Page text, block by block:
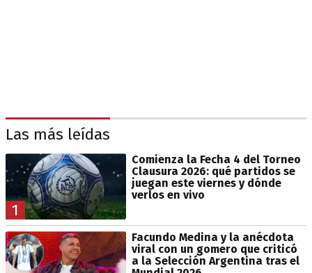
Las más leídas
1
Comienza la Fecha 4 del Torneo
Clausura 2026: qué partidos se
juegan este viernes y dónde
verlos en vivo
Facundo Medina y la anécdota
viral con un gomero que criticó
a la Selección Argentina tras el